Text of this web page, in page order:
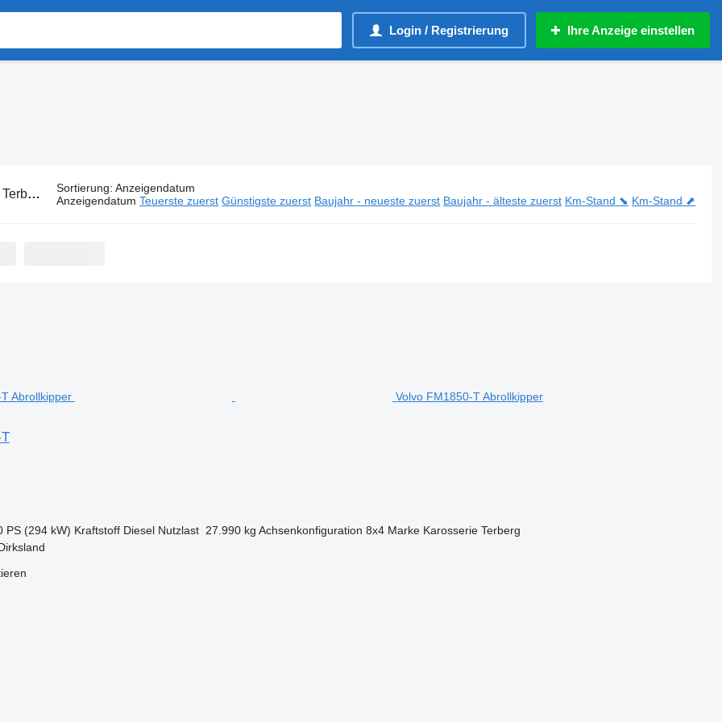
Login / Registrierung Ihre Anzeige einstellen
Terberg Abrollkipper Sortierung: Anzeigendatum
Anzeigendatum Teuerste zuerst Günstigste zuerst Baujahr - neueste zuerst Baujahr - älteste zuerst Km-Stand ⬊ Km-Stand ⬈
Volvo FM1850-T Abrollkipper
PS (294 kW) Kraftstoff Diesel Nutzlast 27.990 kg Achsenkonfiguration 8x4 Marke Karosserie Terberg